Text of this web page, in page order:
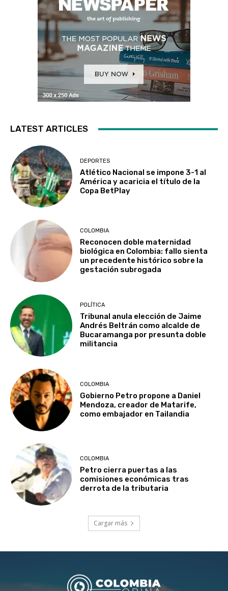
LATEST ARTICLES
DEPORTES
Atlético Nacional se impone 3-1 al
América y acaricia el título de la
Copa BetPlay
COLOMBIA
Reconocen doble maternidad
biológica en Colombia: fallo sienta
un precedente histórico sobre la
gestación subrogada
POLÍTICA
Tribunal anula elección de Jaime
Andrés Beltrán como alcalde de
Bucaramanga por presunta doble
militancia
COLOMBIA
Gobierno Petro propone a Daniel
Mendoza, creador de Matarife,
como embajador en Tailandia
COLOMBIA
Petro cierra puertas a las
comisiones económicas tras
derrota de la tributaria
Cargar más